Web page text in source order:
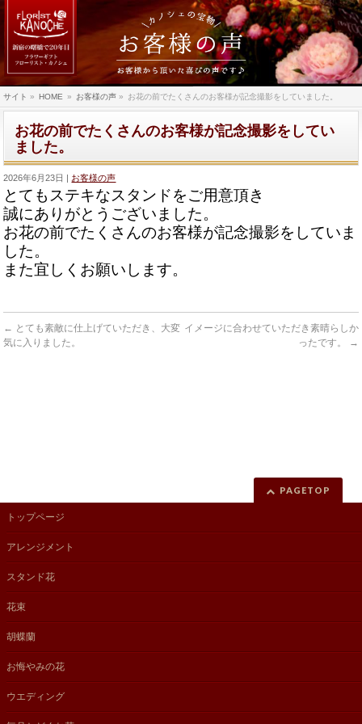
サイト » HOME » お客様の声 » お花の前でたくさんのお客様が記念撮影をしていました。
お花の前でたくさんのお客様が記念撮影をしてい
ました。
2026年6月23日 お客様の声
とてもステキなスタンドをご用意頂き
誠にありがとうございました。
お花の前でたくさんのお客様が記念撮影をしていま
した。
また宜しくお願いします。
← とても素敵に仕上げていただき、大変
気に入りました。
イメージに合わせていただき素晴らしか
ったです。
→
PAGETOP
トップページ
アレンジメント
スタンド花
花束
胡蝶蘭
お悔やみの花
ウエディング